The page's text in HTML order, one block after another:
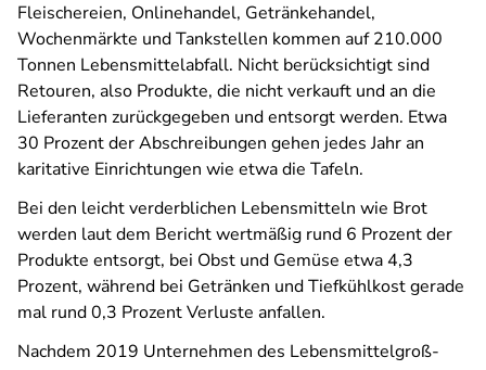
Fleischereien, Onlinehandel, Getränkehandel,
Wochenmärkte und Tankstellen kommen auf 210.000
Tonnen Lebensmittelabfall. Nicht berücksichtigt sind
Retouren, also Produkte, die nicht verkauft und an die
Lieferanten zurückgegeben und entsorgt werden. Etwa
30 Prozent der Abschreibungen gehen jedes Jahr an
karitative Einrichtungen wie etwa die Tafeln.
Bei den leicht verderblichen Lebensmitteln wie Brot
werden laut dem Bericht wertmäßig rund 6 Prozent der
Produkte entsorgt, bei Obst und Gemüse etwa 4,3
Prozent, während bei Getränken und Tiefkühlkost gerade
mal rund 0,3 Prozent Verluste anfallen.
Nachdem 2019 Unternehmen des Lebensmittelgroß-